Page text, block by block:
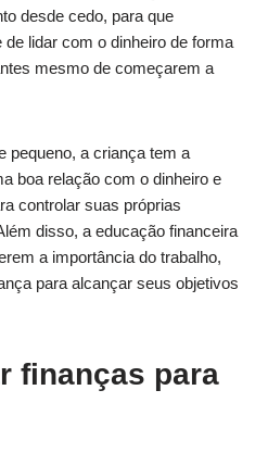
desde cedo, para que
lidar com o dinheiro de forma
mesmo de começarem a
pequeno, a criança tem a
boa relação com o dinheiro e
controlar suas próprias
disso, a educação financeira
a importância do trabalho,
para alcançar seus objetivos
finanças para